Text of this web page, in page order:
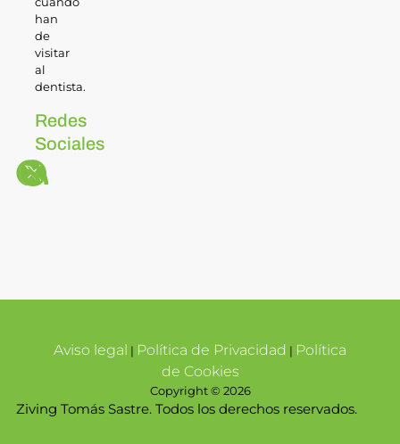
han
de
visitar
al
dentista.
Redes
Sociales
Aviso legal | Política de Privacidad | Política
de Cookies
Copyright © 2026
Ziving Tomás Sastre. Todos los derechos reservados.